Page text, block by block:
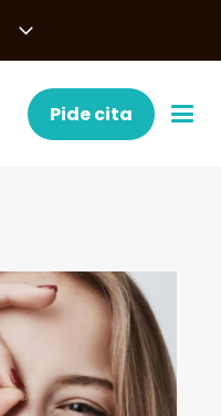
Pide cita